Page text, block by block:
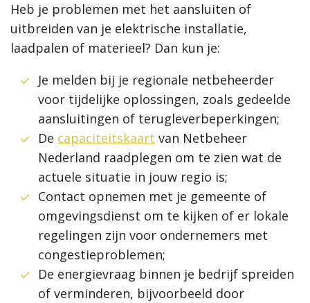
Heb je problemen met het aansluiten of
uitbreiden van je elektrische installatie,
laadpalen of materieel? Dan kun je:
Je melden bij je regionale netbeheerder
voor tijdelijke oplossingen, zoals gedeelde
aansluitingen of terugleverbeperkingen;
De capaciteitskaart van Netbeheer
Nederland raadplegen om te zien wat de
actuele situatie in jouw regio is;
Contact opnemen met je gemeente of
omgevingsdienst om te kijken of er lokale
regelingen zijn voor ondernemers met
congestieproblemen;
De energievraag binnen je bedrijf spreiden
of verminderen, bijvoorbeeld door